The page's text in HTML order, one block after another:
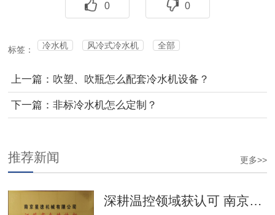
0 0
标签： 冷水机 风冷式冷水机 全部
上一篇：吹塑、吹瓶怎么配套冷水机设备？
下一篇：非标冷水机怎么定制？
更多>>
推荐新闻
深耕温控领域获认可 南京星德跻身"专精特新"阵营